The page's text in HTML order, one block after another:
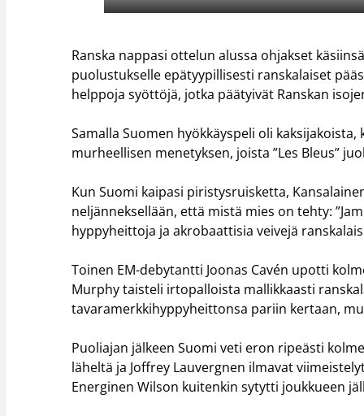
Ranska nappasi ottelun alussa ohjakset
puolustukselle epätyypillisesti ranskalaiset
helppoja syöttöjä, jotka päätyivät Ranskan
Samalla Suomen hyökkäyspeli oli
murheellisen menetyksen, joista ”Les Bleus”
Kun Suomi kaipasi piristysruisketta,
neljänneksellään, että mistä mies on tehty:
hyppyheittoja ja akrobaattisia veivejä
Toinen EM-debytantti Joonas Cavén upotti
Murphy taisteli irtopalloista mallikkaasti
tavaramerkkihyppyheittonsa pariin kertaan,
Puoliajan jälkeen Suomi veti eron ripeästi
läheltä ja Joffrey Lauvergnen ilmavat
Energinen Wilson kuitenkin sytytti joukkueen